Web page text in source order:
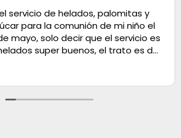
servicio de helados, palomitas y
para la comunión de mi niño el
mayo, solo decir que el servicio es
super buenos, el trato es de